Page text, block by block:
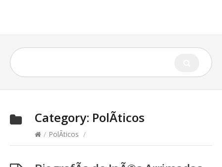
Category: PolÃ­ticos
/ PolÃ­ticos /